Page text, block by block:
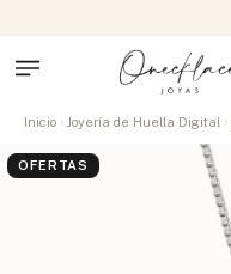
Inicio Joyería de Huella Digital
OFERTAS